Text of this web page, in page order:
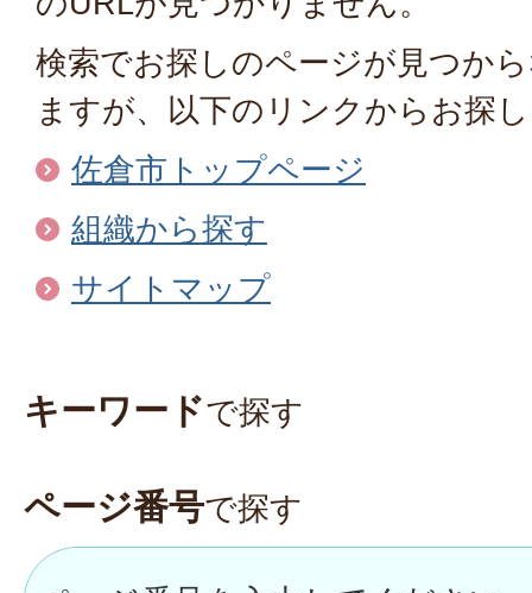
検索でお探しのページが見つか
ますが、以下のリンクからお探
佐倉市トップページ
組織から探す
サイトマップ
キーワードで探す
ページ番号で探す